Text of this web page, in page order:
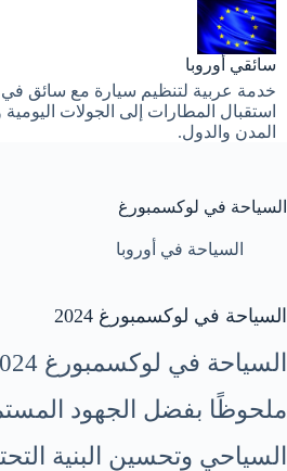
التجاوز
إلى
المحتوى
سائقي أوروبا
خدمة عربية لتنظيم سيارة مع سائق في
استقبال المطارات إلى الجولات اليومية
المدن والدول.
السياحة في لوكسمبورغ
السياحة في أوروبا
السياحة في لوكسمبورغ 2024
ملحوظًا بفضل الجهود
السياحي وتحسين البنية